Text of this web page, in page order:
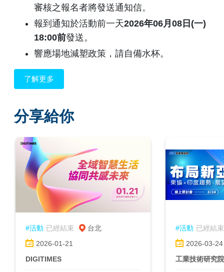
審核之報名者將發送通知信。
報到通知於活動前一天2026年06月08日(一)
18:00前發送。
響應場地減塑政策，請自備水杯。
了解更多
分享給你
#活動 已經結束
台北
2026-01-21
DIGITIMES
#活動 已經結束
2026-03-24
工業技術研究院